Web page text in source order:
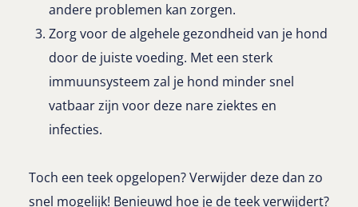
andere problemen kan zorgen.
Zorg voor de algehele gezondheid van je hond
door de juiste voeding. Met een sterk
immuunsysteem zal je hond minder snel
vatbaar zijn voor deze nare ziektes en
infecties.
Toch een teek opgelopen? Verwijder deze dan zo
snel mogelijk! Benieuwd hoe je de teek verwijdert?